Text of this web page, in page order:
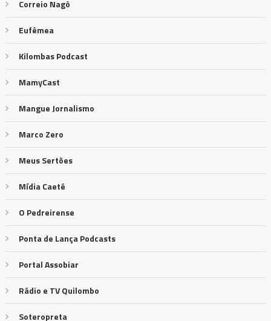
Correio Nagô
Eufêmea
Kilombas Podcast
MamyCast
Mangue Jornalismo
Marco Zero
Meus Sertões
Mídia Caeté
O Pedreirense
Ponta de Lança Podcasts
Portal Assobiar
Rádio e TV Quilombo
Soteropreta